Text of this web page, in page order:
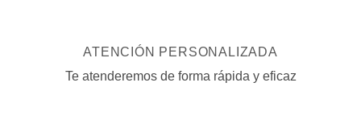
ATENCIÓN PERSONALIZADA
Te atenderemos de forma rápida y eficaz